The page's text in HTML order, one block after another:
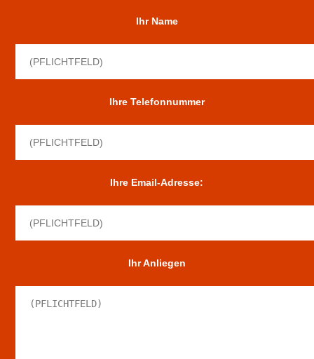
Ihr Name
Ihre Telefonnummer
Ihre Email-Adresse:
Ihr Anliegen